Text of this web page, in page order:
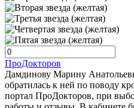
ПроДокторов
Дамдинову Марину
обратилась к ней по поводу
портал ПроДокторов, при